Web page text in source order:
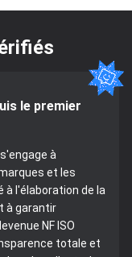
le premier
à
et les
l'élaboration de la
à garantir
NF ISO
totale et